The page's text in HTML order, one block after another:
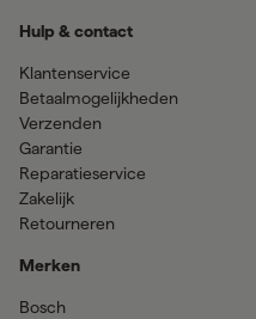
Hulp & contact
Klantenservice
Betaalmogelijkheden
Verzenden
Garantie
Reparatieservice
Zakelijk
Retourneren
Merken
Bosch